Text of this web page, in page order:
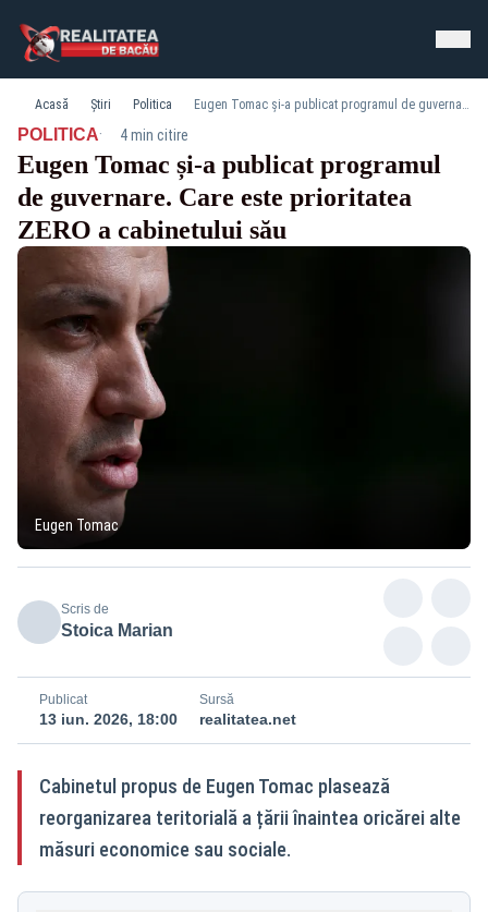
Acasă Știri Politica Eugen Tomac și-a publicat programul de guvernare. Care este prioritatea ZERO a cabinetului său
POLITICA· 4 min citire
Eugen Tomac și-a publicat programul
de guvernare. Care este prioritatea
ZERO a cabinetului său
Eugen Tomac
Scris de
Stoica Marian
Publicat
13 iun. 2026, 18:00
Sursă
realitatea.net
Cabinetul propus de Eugen Tomac plasează
reorganizarea teritorială a țării înaintea oricărei alte
măsuri economice sau sociale.